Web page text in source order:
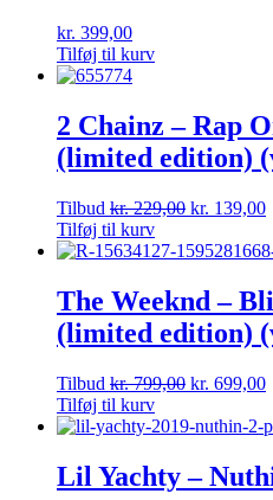
kr. 399,00
Tilføj til kurv
2 Chainz – Rap
(limited edition)
Tilbud kr.229,00 kr. 139,00
Tilføj til kurv
The Weeknd –
(limited edition)
Tilbud kr.799,00 kr. 699,00
Tilføj til kurv
Lil Yachty –